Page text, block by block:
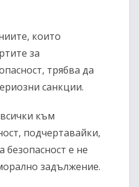
които
за
трябва да
санкции.
към
подчертавайки,
е не
задължение.